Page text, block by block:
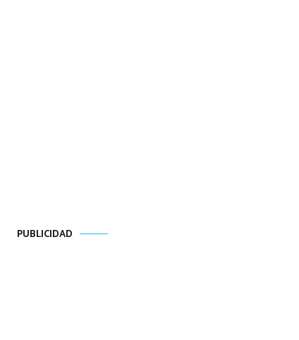
PUBLICIDAD